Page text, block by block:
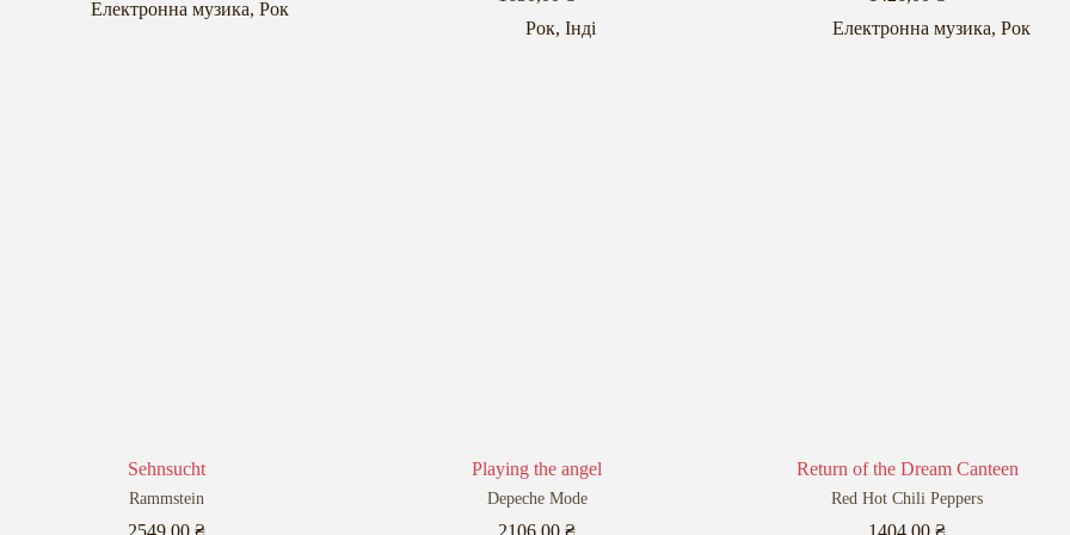
Електронна музика,Рок
Рок,Інді
Електронна музика, Рок
Sehnsucht
Rammstein
Playing the angel
Depeche Mode
Return of the Dream Canteen
Red Hot Chili Peppers